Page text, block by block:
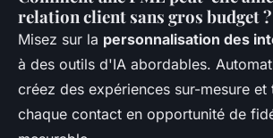
relation client sans gros budget ?
Misez sur la personnalisation des
à des outils d'IA abordables.
créez des expériences sur-mesure et
chaque contact en opportunité de